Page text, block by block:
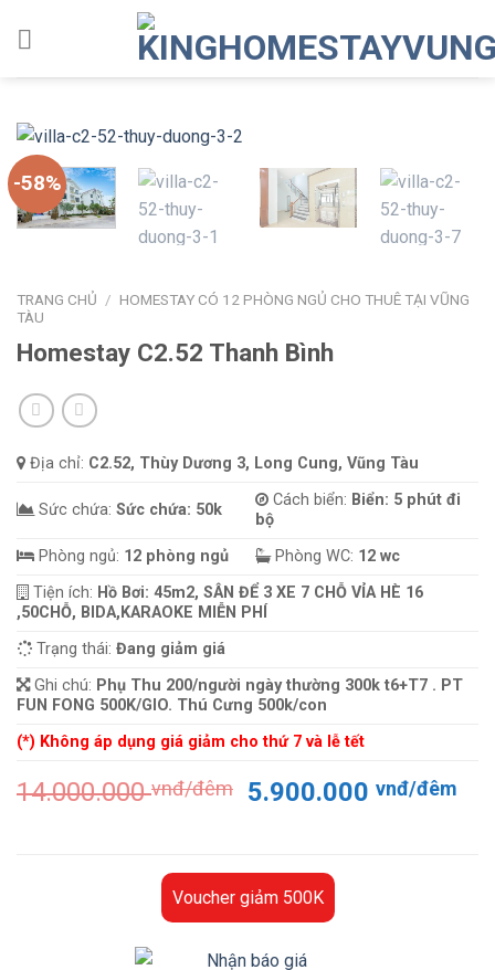
-58%
TRANG CHỦ / HOMESTAY CÓ 12 PHÒNG NGỦ CHO THUÊ TẠI VŨNG
TÀU
Homestay C2.52 Thanh Bình
Địa chỉ: C2.52, Thùy Dương 3, Long Cung, Vũng Tàu
Sức chứa: Sức chứa: 50k
Cách biển: Biển: 5 phút đi
bộ
Phòng ngủ: 12 phòng ngủ Phòng WC: 12 wc
Tiện ích: Hồ Bơi: 45m2, SÂN ĐỂ 3 XE 7 CHỖ VỈA HÈ 16
,50CHỖ, BIDA,KARAOKE MIỄN PHÍ
Trạng thái: Đang giảm giá
Ghi chú: Phụ Thu 200/người ngày thường 300k t6+T7 . PT
FUN FONG 500K/GIO. Thú Cưng 500k/con
(*) Không áp dụng giá giảm cho thứ 7 và lễ tết
14.000.000vnđ/đêm
Giá
14.000.000 vnđ/
đêm.
5.900.000vnđ/đêm
Voucher giảm 500K